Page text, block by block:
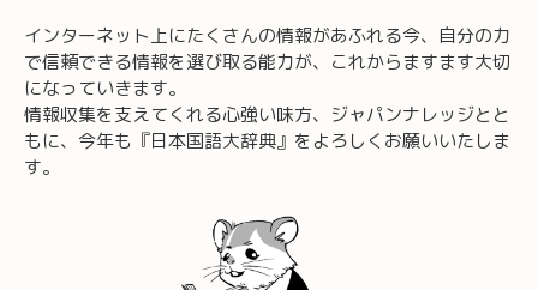
インターネット上にたくさんの情報があふれる今、自分の力
で信頼できる情報を選び取る能力が、これからますます大切
になっていきます。
情報収集を支えてくれる心強い味方、ジャパンナレッジとと
もに、今年も『日本国語大辞典』をよろしくお願いいたしま
す。